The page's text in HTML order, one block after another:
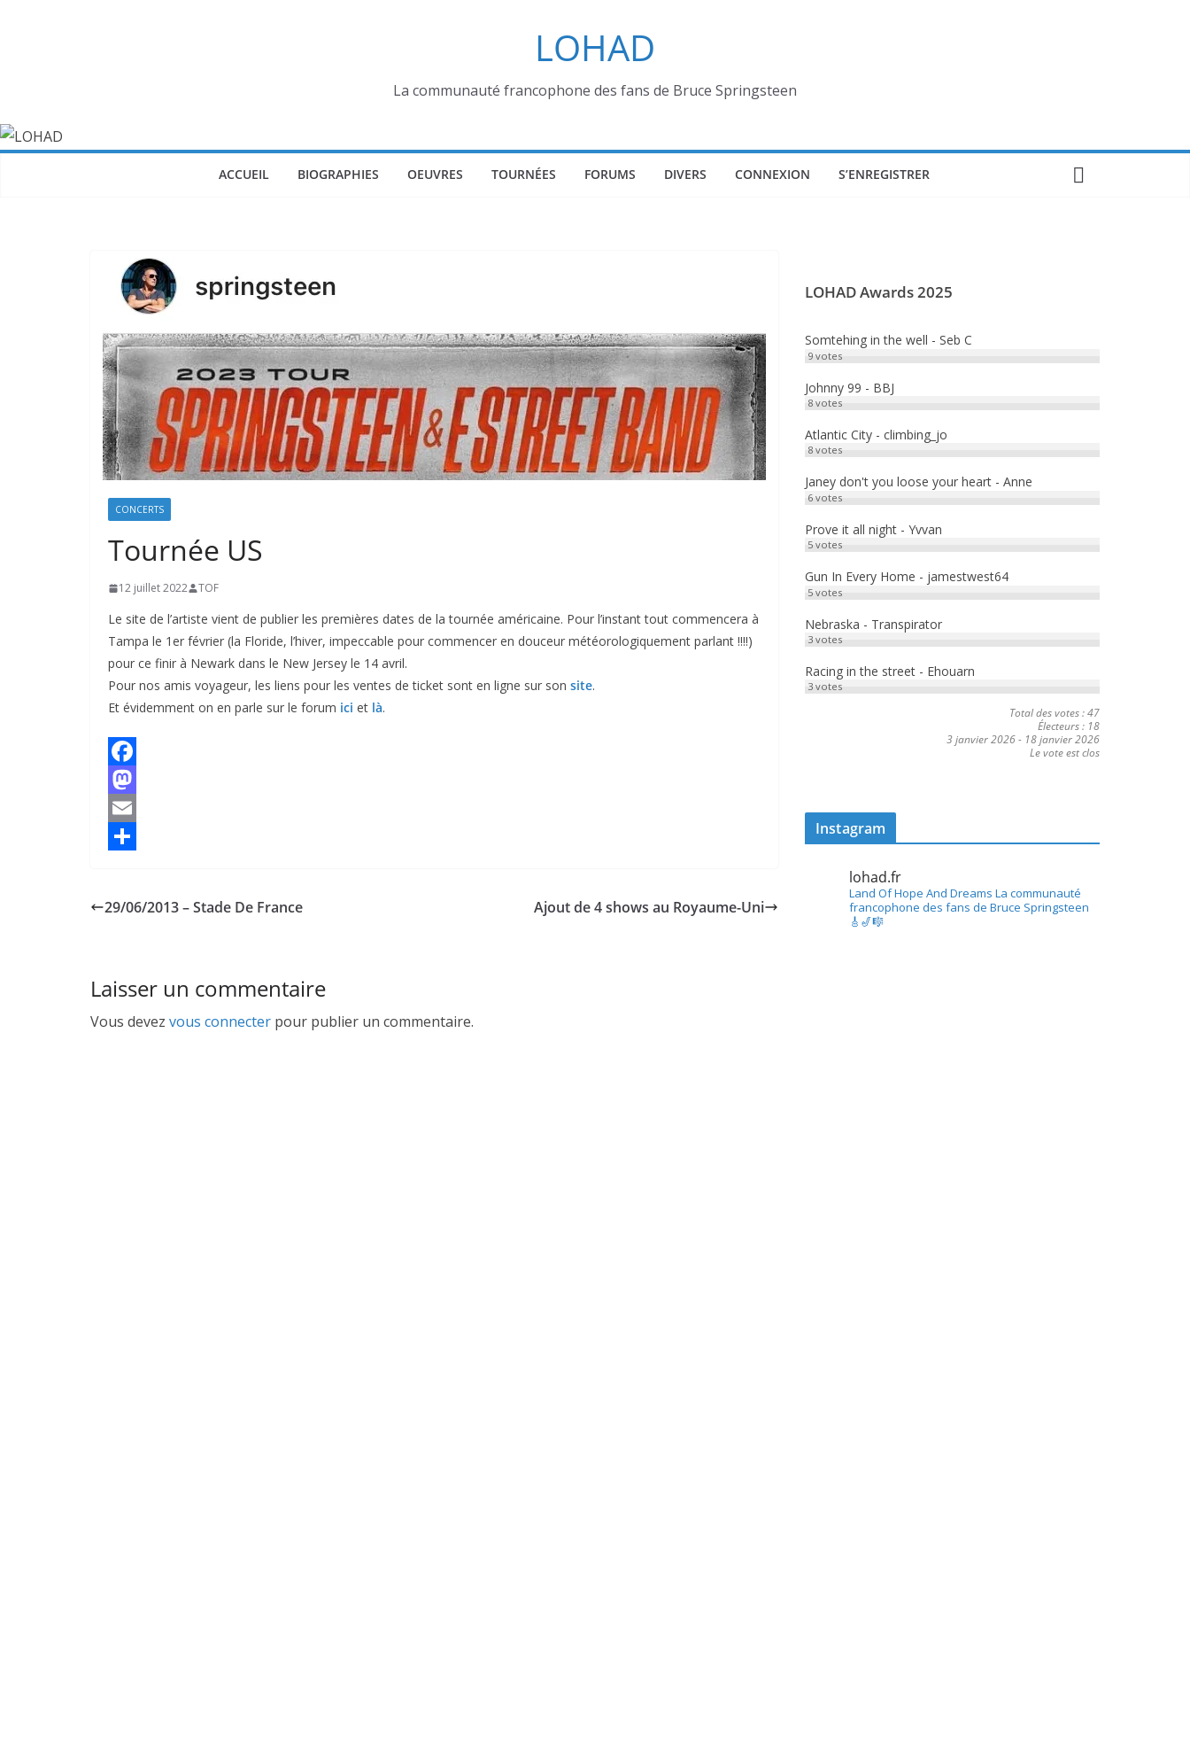
LOHAD
La communauté francophone des fans de Bruce Springsteen
ACCUEIL BIOGRAPHIES OEUVRES TOURNÉES FORUMS DIVERS CONNEXION S’ENREGISTRER
CONCERTS
Tournée US
12 juillet 2022 TOF
Le site de l’artiste vient de publier les premières dates de la tournée américaine. Pour l’instant tout commencera à
Tampa le 1er février (la Floride, l’hiver, impeccable pour commencer en douceur météorologiquement parlant !!!!)
pour ce finir à Newark dans le New Jersey le 14 avril.
Pour nos amis voyageur, les liens pour les ventes de ticket sont en ligne sur son site.
Et évidemment on en parle sur le forum ici et là.
F
a
k
M
a
o
E
a
29/06/2013 – Stade De France Ajout de 4 shows au Royaume-Uni
Laisser un commentaire
Vous devez vous connecter pour publier un commentaire.
LOHAD Awards 2025
Somtehing in the well - Seb C
9votes
Johnny 99 - BBJ
8votes
Atlantic City - climbing_jo
8votes
Janey don't you loose your heart - Anne
6votes
Prove it all night - Yvvan
5votes
Gun In Every Home - jamestwest64
5votes
Nebraska - Transpirator
3votes
Racing in the street - Ehouarn
3votes
Total des votes : 47
Électeurs : 18
3 janvier 2026- 18 janvier 2026
Le vote est clos
Instagram
lohad.fr
Land Of Hope And Dreams La communauté
francophone des fans de Bruce Springsteen
🎸🎷🎼